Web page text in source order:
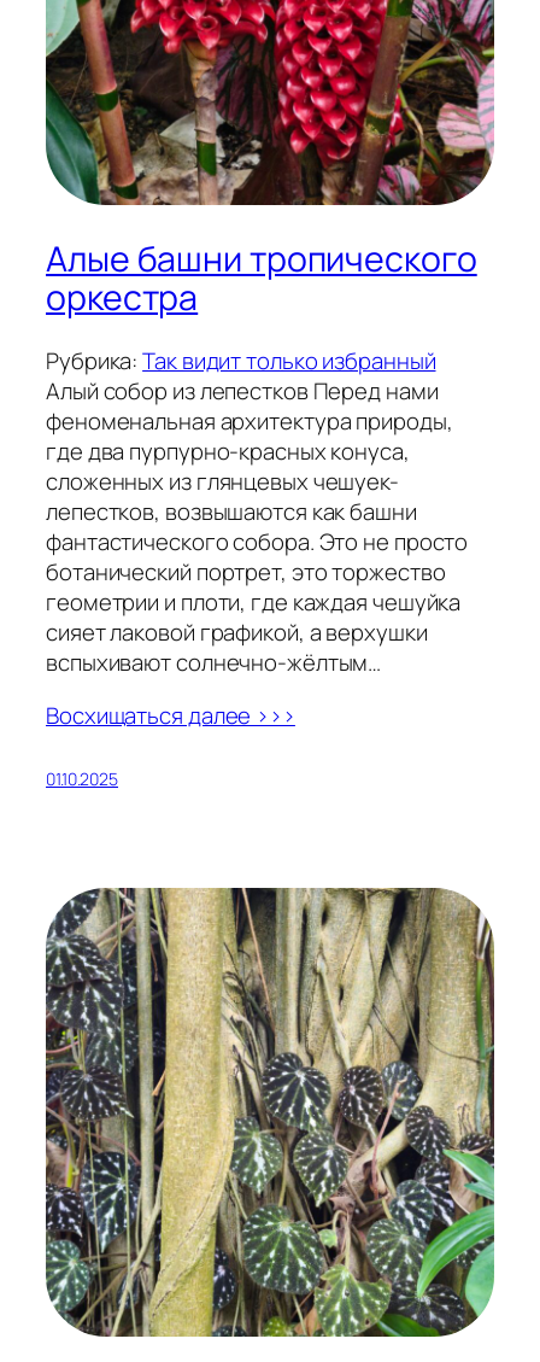
Алые башни тропического
оркестра
Рубрика:Так видит только избранный
Алый собор из лепестков Перед нами
феноменальная архитектура природы,
где два пурпурно-красных конуса,
сложенных из глянцевых чешуек-
лепестков, возвышаются как башни
фантастического собора. Это не просто
ботанический портрет, это торжество
геометрии и плоти, где каждая чешуйка
сияет лаковой графикой, а верхушки
вспыхивают солнечно-жёлтым…
Восхищаться далее >>>
01.10.2025